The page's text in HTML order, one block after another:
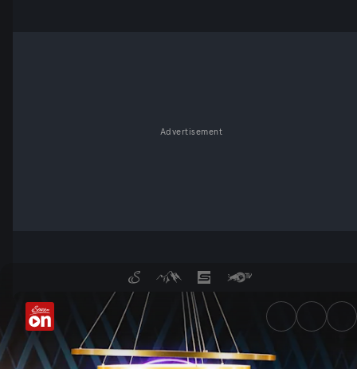
Advertisement
Monika Gruber und Thomas